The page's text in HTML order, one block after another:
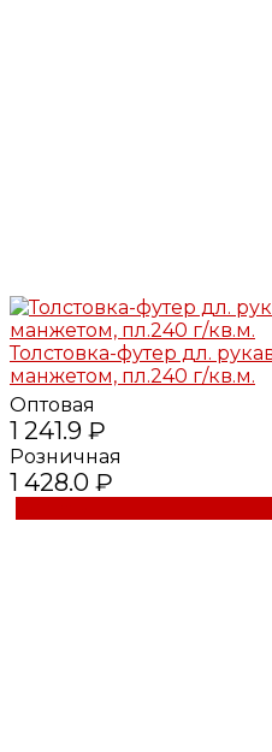
Толстовка-футер дл.
манжетом, пл.240 г/кв.м.
Оптовая
1 241.9 ₽
Розничная
1 428.0 ₽